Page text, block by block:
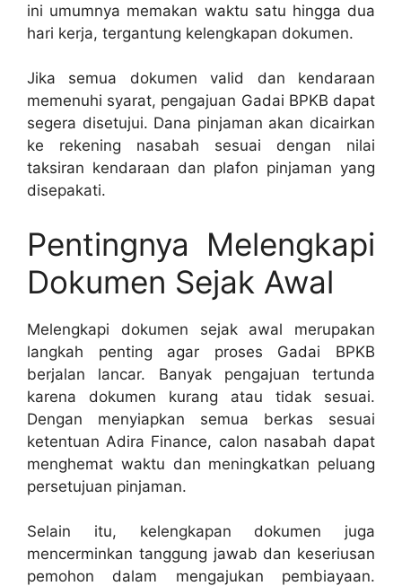
ini umumnya memakan waktu satu hingga dua
hari kerja, tergantung kelengkapan dokumen.
Jika semua dokumen valid dan kendaraan
memenuhi syarat, pengajuan Gadai BPKB dapat
segera disetujui. Dana pinjaman akan dicairkan
ke rekening nasabah sesuai dengan nilai
taksiran kendaraan dan plafon pinjaman yang
disepakati.
Pentingnya Melengkapi
Dokumen Sejak Awal
Melengkapi dokumen sejak awal merupakan
langkah penting agar proses Gadai BPKB
berjalan lancar. Banyak pengajuan tertunda
karena dokumen kurang atau tidak sesuai.
Dengan menyiapkan semua berkas sesuai
ketentuan Adira Finance, calon nasabah dapat
menghemat waktu dan meningkatkan peluang
persetujuan pinjaman.
Selain itu, kelengkapan dokumen juga
mencerminkan tanggung jawab dan keseriusan
pemohon dalam mengajukan pembiayaan.